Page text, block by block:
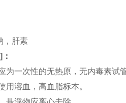
，肝素
]：
为一次性的无热原，无内毒素试管
用溶血，高血脂标本。